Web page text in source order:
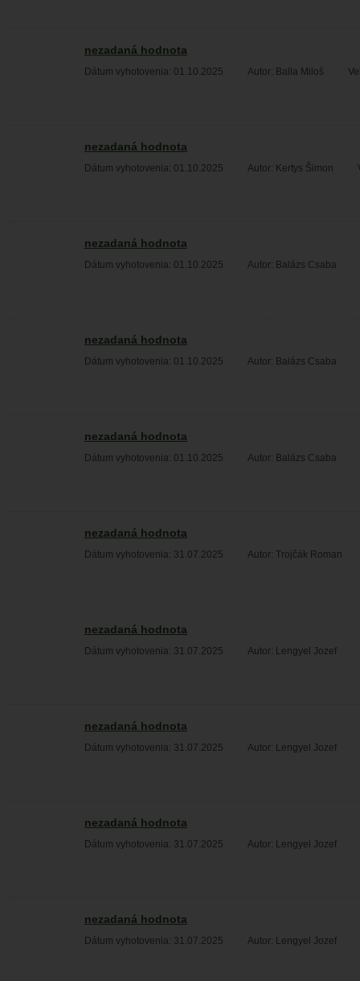
nezadaná hodnota
Dátum vyhotovenia: 01.10.2025 Autor: Balla Miloš
nezadaná hodnota
Dátum vyhotovenia: 01.10.2025 Autor: Kertys Šimon
nezadaná hodnota
Dátum vyhotovenia: 01.10.2025 Autor: Balázs Csaba
nezadaná hodnota
Dátum vyhotovenia: 01.10.2025 Autor: Balázs Csaba
nezadaná hodnota
Dátum vyhotovenia: 01.10.2025 Autor: Balázs Csaba
nezadaná hodnota
Dátum vyhotovenia: 31.07.2025 Autor: Trojčák Roman
nezadaná hodnota
Dátum vyhotovenia: 31.07.2025 Autor: Lengyel Jozef
nezadaná hodnota
Dátum vyhotovenia: 31.07.2025 Autor: Lengyel Jozef
nezadaná hodnota
Dátum vyhotovenia: 31.07.2025 Autor: Lengyel Jozef
nezadaná hodnota
Dátum vyhotovenia: 31.07.2025 Autor: Lengyel Jozef